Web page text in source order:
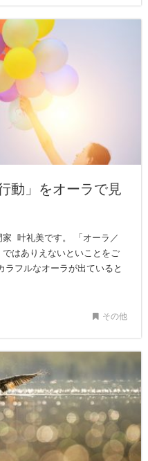
動」をオーラで見
家 叶礼美です。 「オーラ／
はありえないといことをご
フルなオーラが出ていると
その他